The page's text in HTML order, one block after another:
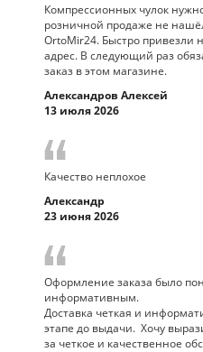
Компрессионных чулок
розничной продаже не
OrtoMir24. Быстро привезли
адрес. В следующий раз
заказ в этом магазине.
Александров Алексей
13 июля 2026
Качество неплохое
Александр
23 июня 2026
Оформление заказа было
информативным.
Доставка четкая и
этапе до выдачи. Хочу
за четкое и качественное